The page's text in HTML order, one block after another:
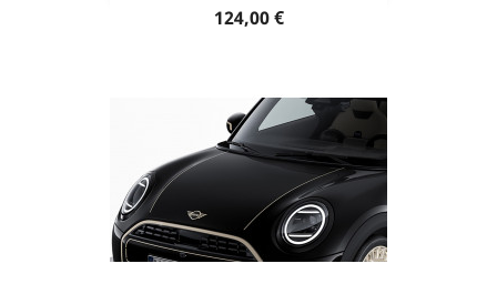
Prix
124,00 €